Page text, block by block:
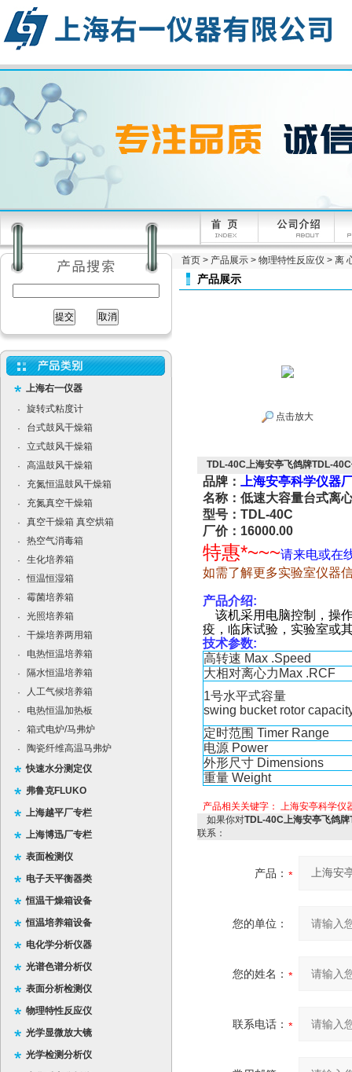
上海右一仪器
·
旋转式粘度计
·
台式鼓风干燥箱
·
立式鼓风干燥箱
·
高温鼓风干燥箱
·
充氮恒温鼓风干燥箱
·
充氮真空干燥箱
·
真空干燥箱 真空烘箱
·
热空气消毒箱
·
生化培养箱
·
恒温恒湿箱
·
霉菌培养箱
·
光照培养箱
·
干燥培养两用箱
·
电热恒温培养箱
·
隔水恒温培养箱
·
人工气候培养箱
·
电热恒温加热板
·
箱式电炉/马弗炉
·
陶瓷纤维高温马弗炉
快速水分测定仪
弗鲁克FLUKO
上海越平厂专栏
上海博迅厂专栏
表面检测仪
电子天平衡器类
恒温干燥箱设备
恒温培养箱设备
电化学分析仪器
光谱色谱分析仪
表面分析检测仪
物理特性反应仪
光学显微放大镜
光学检测分析仪
首页 > 产品展示 > 物理特性反应仪 > 离
产品展示
点击放大
TDL-40C上海安亭飞鸽牌TDL-
品牌：
上海安亭科学仪器
名称：低速大容量台式离
型号：TDL-40C
厂价：16000.00
特惠*~~~请来电或在
如需了解更多实验室仪器
产品介绍:
该机采用电脑控制，操
疫，临床试验，实验室或
技术参数:
高转速 Max .Speed
大相对离心力 Max .RCF
1号水平式容量
swing bucket rotor
定时范围 Timer Range
电源 Power
外形尺寸 Dimensions
重量 Weight
产品相关关键字： 上海安亭科学仪
如果你对TDL-40C上海安亭飞鸽
联系：
产品：
您的单位：
您的姓名：
联系电话：